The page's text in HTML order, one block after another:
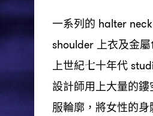
一系列的 halter neck
shoulder 上衣及金
上世紀七十年代
設計師用上大量的鏤
服輪廓 ， 將女性的